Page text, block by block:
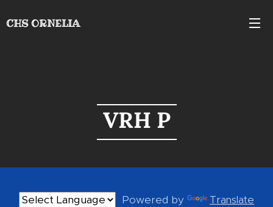
CHSORNELIA
VRH P
Powered by Translate